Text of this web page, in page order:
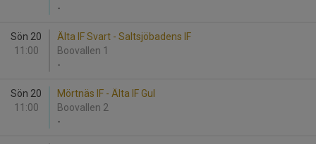
-
Sön 20
11:00
Älta IF Svart - Saltsjöbadens IF
Boovallen 1
-
Sön 20
11:00
Mörtnäs IF - Älta IF Gul
Boovallen 2
-